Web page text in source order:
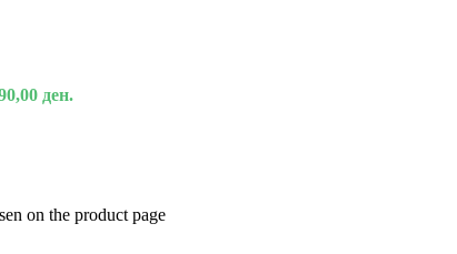
ден.
on the product page